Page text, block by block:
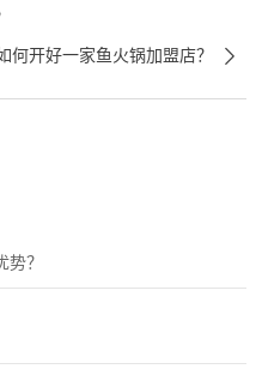

何开好一家鱼火锅加盟店？
？